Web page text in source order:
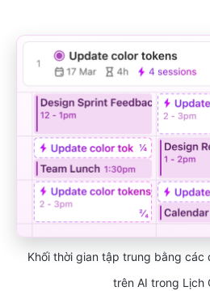
Khối thời gian tập trung bằng các
trên AI trong Lịch